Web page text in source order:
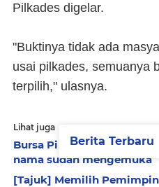
Pilkades digelar.
"Buktinya tidak ada
usai pilkades, semuanya
terpilih," ulasnya.
Lihat juga
Bursa Pilkada Pariaman
nama sudah mengemuka
[Tajuk] Memilih
Berita Terbaru